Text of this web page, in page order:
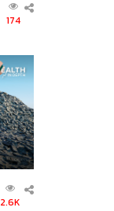
174
2.6K